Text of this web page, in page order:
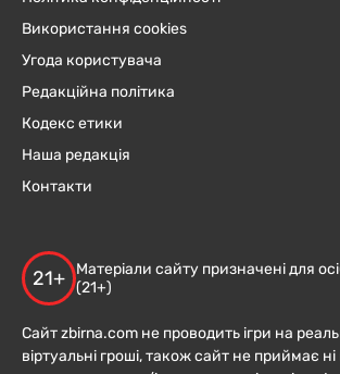
Використання cookies
Угода користувача
Редакційна політика
Кодекс етики
Наша редакція
Контакти
21+
Матеріали сайту призначені для
(21+)
Сайт zbirna.com не проводить ігри на
віртуальні гроші, також сайт не приймає ні